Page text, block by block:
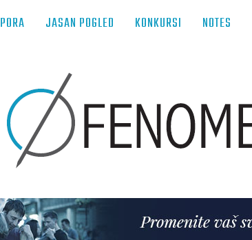
JASAN POGLED KONKURSI NOTES